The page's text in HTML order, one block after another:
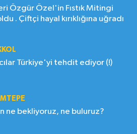
Özgür Özel'in Fıstık Mitingi
. Çiftçi hayal kırıklığına uğradı
Türkiye'yi tehdit ediyor (!)
ne bekliyoruz, ne buluruz?